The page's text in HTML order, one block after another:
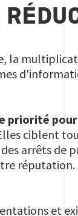
la
priorité
ciblent
arrêts
réputation.
et